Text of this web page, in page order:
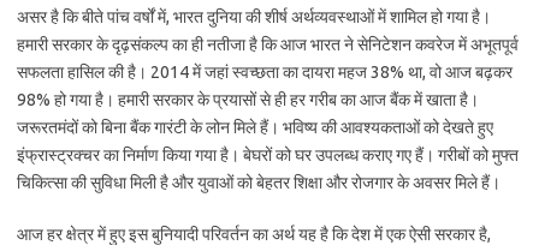
असर है कि बीते पांच वर्षों में, भारत दुनिया की शीर्ष अर्थव्यवस्थाओं में शामिल हो गया है।
हमारी सरकार के दृढ़संकल्प का ही नतीजा है कि आज भारत ने सेनिटेशन कवरेज में अभूतपूर्व
सफलता हासिल की है। 2014 में जहां स्वच्छता का दायरा महज 38% था, वो आज बढ़कर
98% हो गया है। हमारी सरकार के प्रयासों से ही हर गरीब का आज बैंक में खाता है।
जरूरतमंदों को बिना बैंक गारंटी के लोन मिले हैं। भविष्य की आवश्यकताओं को देखते हुए
इंफ्रास्ट्रक्चर का निर्माण किया गया है। बेघरों को घर उपलब्ध कराए गए हैं। गरीबों को मुफ्त
चिकित्सा की सुविधा मिली है और युवाओं को बेहतर शिक्षा और रोजगार के अवसर मिले हैं।
आज हर क्षेत्र में हुए इस बुनियादी परिवर्तन का अर्थ यह है कि देश में एक ऐसी सरकार है,